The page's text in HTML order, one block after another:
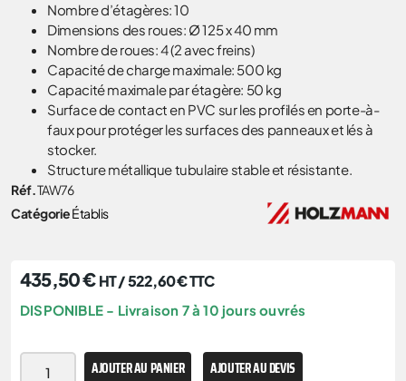
Nombre d’étagères: 10
Dimensions des roues: Ø 125 x 40 mm
Nombre de roues: 4 (2 avec freins)
Capacité de charge maximale: 500 kg
Capacité maximale par étagère: 50 kg
Surface de contact en PVC sur les profilés en porte-à-
faux pour protéger les surfaces des panneaux et lés à
stocker.
Structure métallique tubulaire stable et résistante.
Réf.TAW76
CatégorieÉtablis
435,50€ HT /522,60€TTC
DISPONIBLE - Livraison 7 à 10 jours ouvrés
AJOUTER AU PANIER AJOUTER AU DEVIS